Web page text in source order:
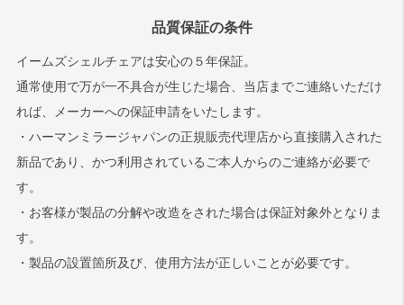
品質保証の条件
イームズシェルチェアは安心の５年保証。
通常使用で万が一不具合が生じた場合、当店までご連絡いただけ
れば、メーカーへの保証申請をいたします。
・ハーマンミラージャパンの正規販売代理店から直接購入された
新品であり、かつ利用されているご本人からのご連絡が必要で
す。
・お客様が製品の分解や改造をされた場合は保証対象外となりま
す。
・製品の設置箇所及び、使用方法が正しいことが必要です。